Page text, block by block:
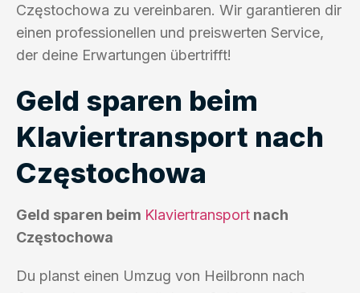
Częstochowa zu vereinbaren. Wir garantieren dir
einen professionellen und preiswerten Service,
der deine Erwartungen übertrifft!
Geld sparen beim
Klaviertransport nach
Częstochowa
Geld sparen beim Klaviertransport nach
Częstochowa
Du planst einen Umzug von Heilbronn nach